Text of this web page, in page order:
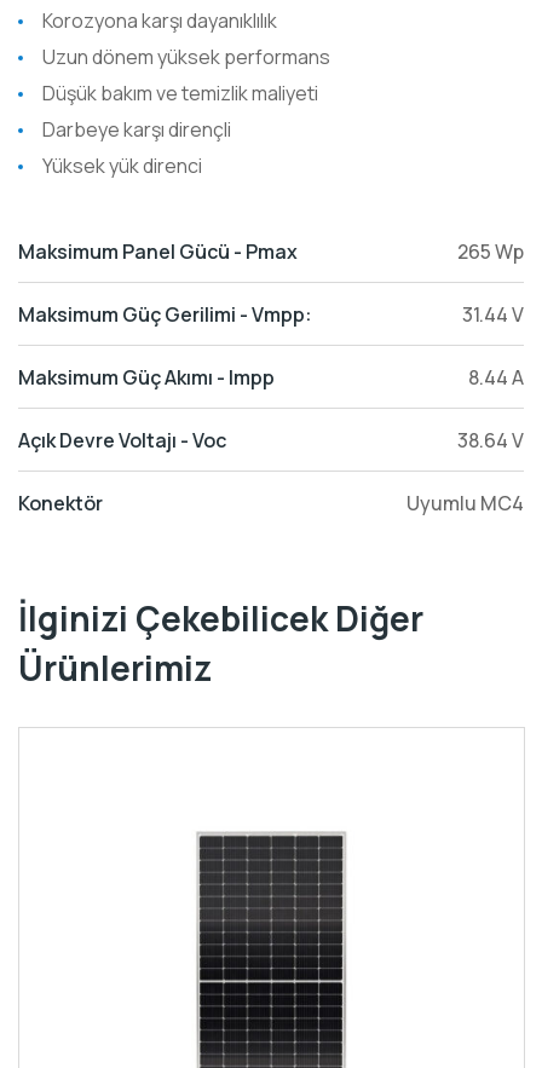
Korozyona karşı dayanıklılık
Uzun dönem yüksek performans
Düşük bakım ve temizlik maliyeti
Darbeye karşı dirençli
Yüksek yük direnci
Maksimum Panel Gücü - Pmax 265 Wp
Maksimum Güç Gerilimi - Vmpp: 31.44 V
Maksimum Güç Akımı - Impp 8.44 A
Açık Devre Voltajı - Voc 38.64 V
Konektör Uyumlu MC4
İlginizi Çekebilicek Diğer
Ürünlerimiz